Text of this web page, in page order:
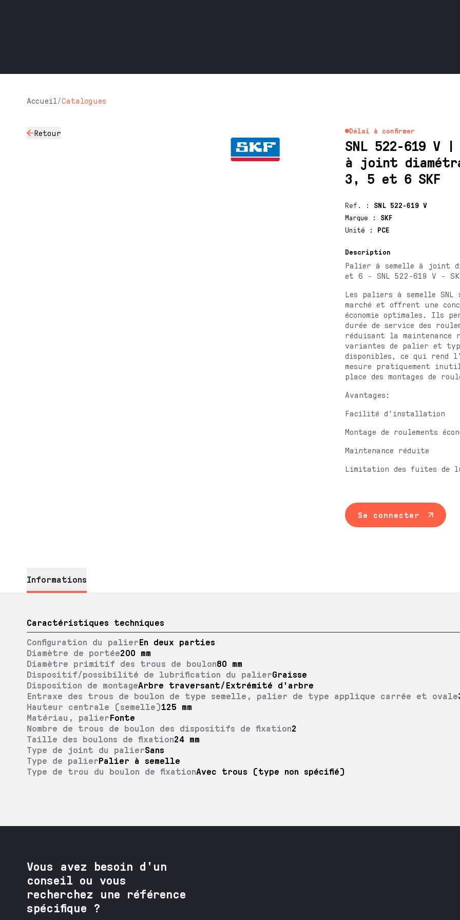
Accueil/Catalogues
Retour Délai à confirmer
SNL 522-619 V
à joint
3, 5 et 6 SKF
Ref. : SNL 522-619 V
Marque
:
SKF
Unité
: PCE
Description
Palier à semelle à joint
et 6 - SNL 522-619 V -
Les paliers à semelle
marché et offrent une
économie optimales. Ils
durée de service des
réduisant la maintenance
variantes de palier et
disponibles, ce qui
mesure pratiquement
place des montages de
Avantages:
Facilité d'installation
Montage de roulements
Maintenance réduite
Limitation des fuites de
Se connecter
Informations
Caractéristiques techniques
Configuration du palierEn deux parties
Diamètre de portée200 mm
Diamètre primitif des trous de boulon80 mm
Dispositif/possibilité de lubrification du palierGraisse
Disposition de montageArbre traversant/Extrémité d'arbre
Entraxe des trous de boulon de type semelle, palier de type applique carrée et ovale
Hauteur centrale (semelle)125 mm
Matériau, palierFonte
Nombre de trous de boulon des dispositifs de fixation2
Taille des boulons de fixation24 mm
Type de joint du palierSans
Type de palierPalier à semelle
Type de trou du boulon de fixationAvec trous (type non spécifié)
Vous avez besoin d'un
conseil ou vous
recherchez une référence
spécifique ?